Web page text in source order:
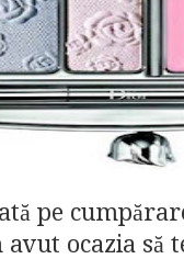
pe
ocazia să